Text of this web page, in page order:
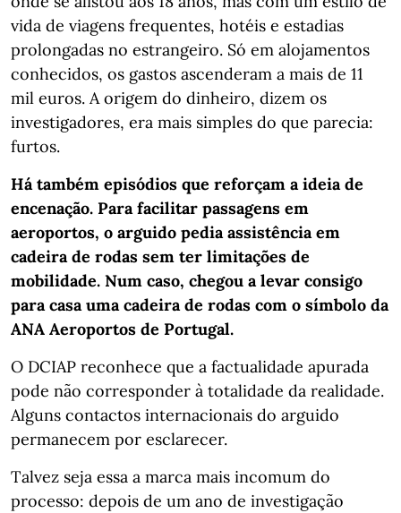
vida de viagens frequentes, hotéis e estadias
prolongadas no estrangeiro. Só em alojamentos
conhecidos, os gastos ascenderam a mais de 11
mil euros. A origem do dinheiro, dizem os
investigadores, era mais simples do que parecia:
furtos.
Há também episódios que reforçam a ideia de
encenação. Para facilitar passagens em
aeroportos, o arguido pedia assistência em
cadeira de rodas sem ter limitações de
mobilidade. Num caso, chegou a levar consigo
para casa uma cadeira de rodas com o símbolo da
ANA Aeroportos de Portugal.
O DCIAP reconhece que a factualidade apurada
pode não corresponder à totalidade da realidade.
Alguns contactos internacionais do arguido
permanecem por esclarecer.
Talvez seja essa a marca mais incomum do
processo: depois de um ano de investigação